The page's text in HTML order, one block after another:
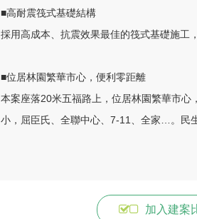
■高耐震筏式基礎結構
採用高成本、抗震效果最佳的筏式基礎施工
■位居林園繁華市心，便利零距離
本案座落20米五福路上，位居林園繁華市
小，屈臣氏、全聯中心、7-11、全家…。民
加入建案